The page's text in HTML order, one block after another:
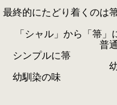
最終的に
の
「シャル」から
普通は箒 _／/
シンプルに箒 | ll
幼馴染の味 ､ヾ
幼馴染の味 ヾ
∧::::
/:::::＼